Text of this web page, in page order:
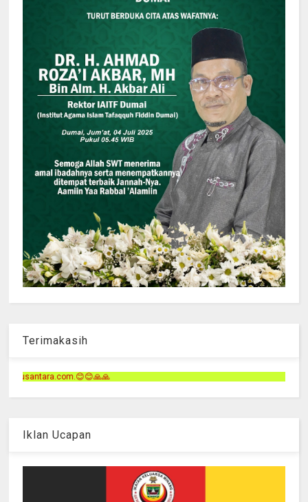
Terimakasih
Iklan Ucapan